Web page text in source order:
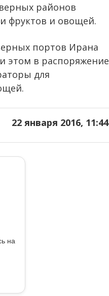
районов
фруктов и овощей.
портов Ирана
этом в распоряжение
для
22 января 2016, 11:44
на